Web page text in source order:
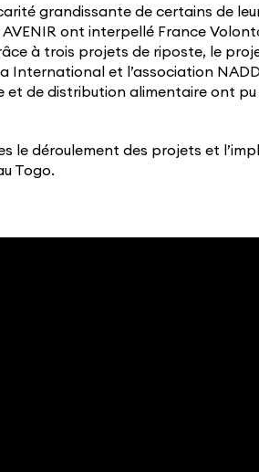
grandissante de certains de
ont interpellé France
à trois projets de riposte, le
International et l’association
de distribution alimentaire ont pu
le déroulement des projets et
Togo.